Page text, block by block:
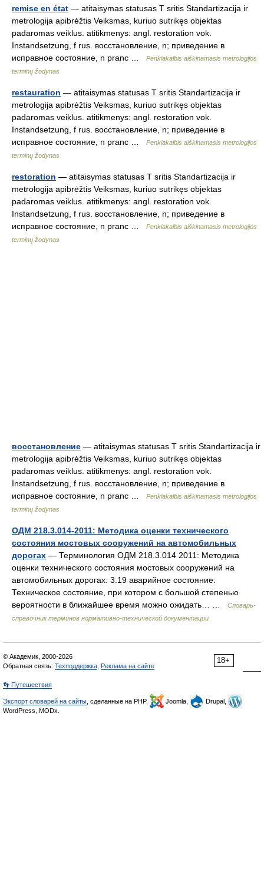
remise en état — atitaisymas statusas T sritis Standartizacija ir
metrologija apibrėžtis Veiksmas, kuriuo sutrikęs objektas
padaromas veiklus. atitikmenys: angl. restoration vok.
Instandsetzung, f rus. восстановление, n; приведение в
исправное состояние, n pranc …
Penkiakalbis aiškinamasis metrologijos
terminų žodynas
restauration — atitaisymas statusas T sritis Standartizacija ir
metrologija apibrėžtis Veiksmas, kuriuo sutrikęs objektas
padaromas veiklus. atitikmenys: angl. restoration vok.
Instandsetzung, f rus. восстановление, n; приведение в
исправное состояние, n pranc …
Penkiakalbis aiškinamasis metrologijos
terminų žodynas
restoration — atitaisymas statusas T sritis Standartizacija ir
metrologija apibrėžtis Veiksmas, kuriuo sutrikęs objektas
padaromas veiklus. atitikmenys: angl. restoration vok.
Instandsetzung, f rus. восстановление, n; приведение в
исправное состояние, n pranc …
Penkiakalbis aiškinamasis metrologijos
terminų žodynas
восстановление — atitaisymas statusas T sritis Standartizacija ir
metrologija apibrėžtis Veiksmas, kuriuo sutrikęs objektas
padaromas veiklus. atitikmenys: angl. restoration vok.
Instandsetzung, f rus. восстановление, n; приведение в
исправное состояние, n pranc …
Penkiakalbis aiškinamasis metrologijos
terminų žodynas
ОДМ 218.3.014-2011: Методика оценки технического
состояния мостовых сооружений на автомобильных
дорогах — Терминология ОДМ 218.3.014 2011: Методика
оценки технического состояния мостовых сооружений на
автомобильных дорогах: 3.19 аварийное состояние:
Техническое состояние, при котором с большой степенью
вероятности в ближайшее время можно ожидать… …
Словарь-
справочник терминов нормативно-технической документации
18+
© Академик, 2000-2026
Обратная связь: Техподдержка Реклама на сайте
👣 Путешествия
Экспорт словарей на сайты , сделанные на PHP, Joomla,
Drupal,
WordPress, MODx.